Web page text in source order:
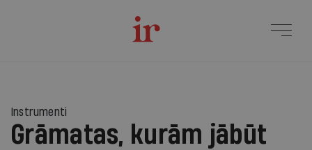
Instrumenti
Grāmatas, kurām jābūt